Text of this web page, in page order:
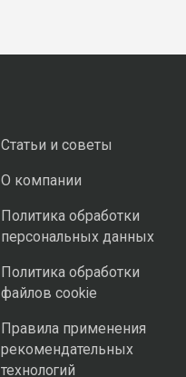
Статьи и советы
О компании
Политика обработки
персональных данных
Политика обработки
файлов cookie
Правила применения
рекомендательных
технологий